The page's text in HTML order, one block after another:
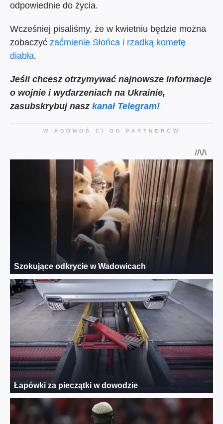
odpowiednie do życia.
Wcześniej pisaliśmy, że w kwietniu będzie można
zobaczyć zaćmienie Słońca i rzadką kometę
diabła.
Jeśli chcesz otrzymywać najnowsze informacje
o wojnie i wydarzeniach na Ukrainie,
zasubskrybuj nasz kanał Telegram!